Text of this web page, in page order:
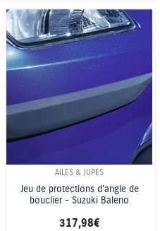
AILES & JUPES
Jeu de protections d'angle de
bouclier - Suzuki Baleno
317,98 €